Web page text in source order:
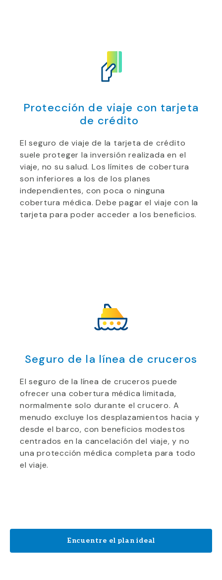
Protección de viaje con tarjeta
de crédito
El seguro de viaje de la tarjeta de crédito
suele proteger la inversión realizada en el
viaje, no su salud. Los límites de cobertura
son inferiores a los de los planes
independientes, con poca o ninguna
cobertura médica. Debe pagar el viaje con la
tarjeta para poder acceder a los beneficios.
Seguro de la línea de cruceros
El seguro de la línea de cruceros puede
ofrecer una cobertura médica limitada,
normalmente solo durante el crucero. A
menudo excluye los desplazamientos hacia y
desde el barco, con beneficios modestos
centrados en la cancelación del viaje, y no
una protección médica completa para todo
el viaje.
Encuentre el plan ideal